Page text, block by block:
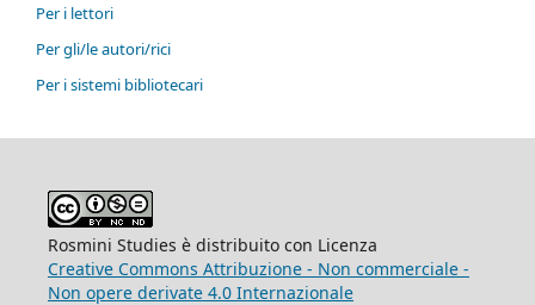
Per i lettori
Per gli/le autori/rici
Per i sistemi bibliotecari
Rosmini Studies è distribuito con Licenza
Creative Commons Attribuzione - Non commerciale -
Non opere derivate 4.0 Internazionale